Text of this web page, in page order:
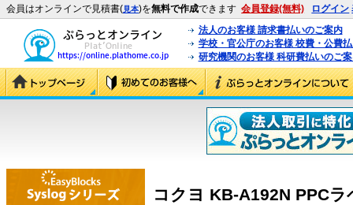
会員はオンラインで見積書(見本)を無料で作成できます 会員登録(無料) ログイン
法人のお客様 請求書払いのご案内
学校・官公庁のお客様 校費・公費
研究機関のお客様 科研費払いのご
コクヨ KB-A192N PPC